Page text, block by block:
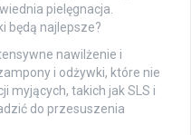
pielęgnacja.
będą najlepsze?
nawilżenie i
i odżywki, które nie
myjących, takich jak SLS i
do przesuszenia